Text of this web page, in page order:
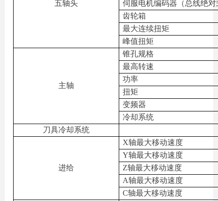
五轴头
伺服电机编码器（总线绝对
齿轮箱
最大连续扭矩
峰值扭矩
主轴
锥孔规格
最高转速
功率
扭矩
变频器
冷却系统
刀具冷却系统
进给
X轴最大移动速度
Y轴最大移动速度
Z轴最大移动速度
A轴最大移动速度
C轴最大移动速度